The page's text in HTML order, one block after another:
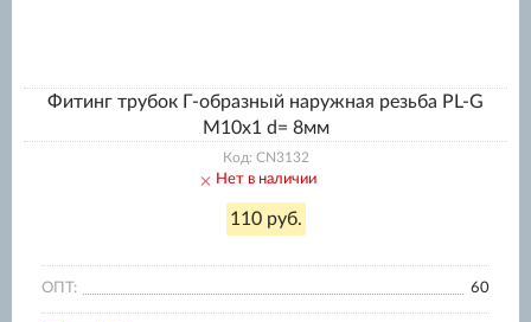
Фитинг трубок Г-образный наружная резьба PL-G
M10x1 d= 8мм
Код: CN3132
Нет в наличии
110 руб.
ОПТ: 60